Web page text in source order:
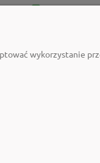
Facebook
wykorzystanie